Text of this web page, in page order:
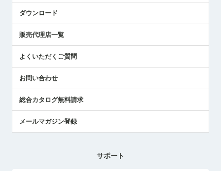
国/地域/言語
社員ブログ
中小企業のBCP地震対策
センサのテクニカルガイド
社長ブログ
ダウンロード
販売代理店一覧
よくいただくご質問
お問い合わせ
総合カタログ無料請求
メールマガジン登録
サポート